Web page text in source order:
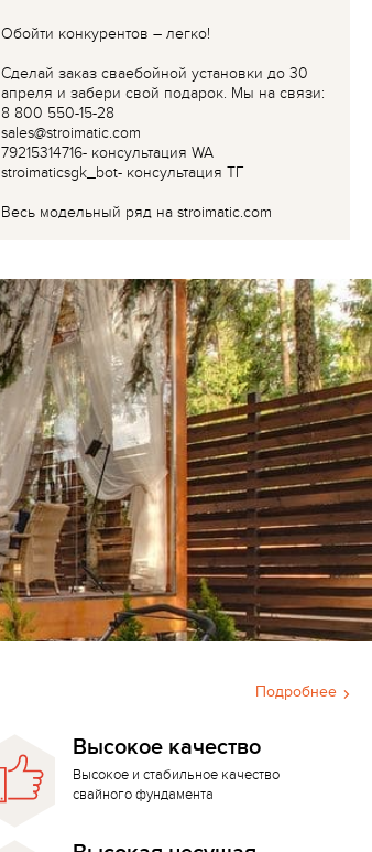
Обойти конкурентов – легко!
Сделай заказ сваебойной установки до 30
апреля и забери свой подарок. Мы на связи:
8 800 550-15-28
sales@stroimatic.com
79215314716- консультация WA
stroimaticsgk_bot- консультация ТГ
Весь модельный ряд на stroimatic.com
Подробнее
Высокое качество
Высокое и стабильное качество
свайного фундамента